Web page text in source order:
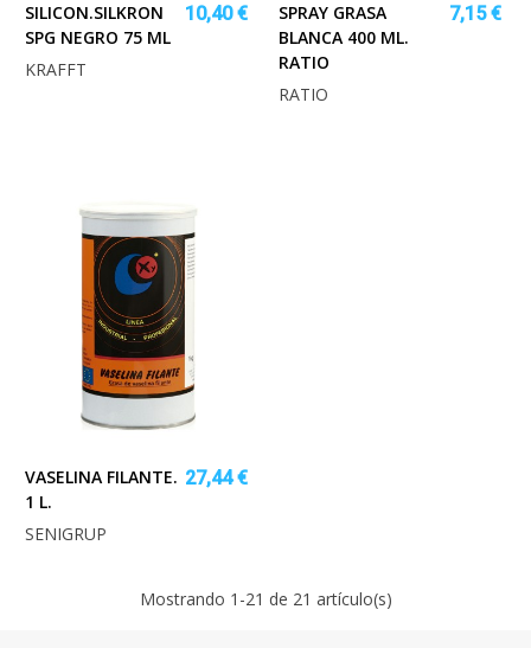
SILICON.SILKRON
SPG NEGRO 75 ML
10,40 €
KRAFFT
SPRAY GRASA
BLANCA 400 ML.
RATIO
7,15 €
RATIO
VASELINA FILANTE.
1 L.
27,44 €
SENIGRUP
Mostrando 1 -21 de 21 artículo(s)